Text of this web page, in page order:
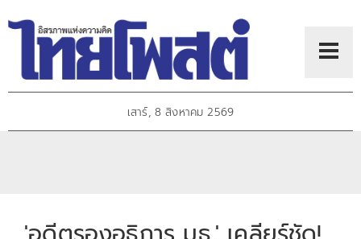
เสาร์, 8 สิงหาคม 2569